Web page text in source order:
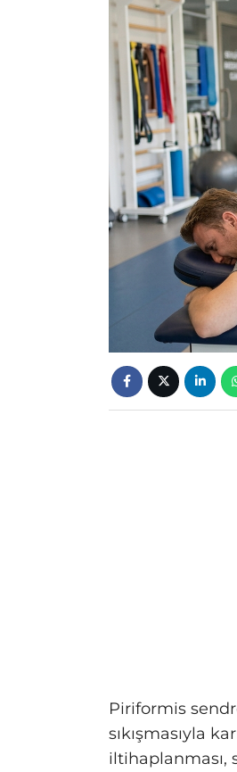
Piriformis
sıkışmasıyla
iltihaplanması,